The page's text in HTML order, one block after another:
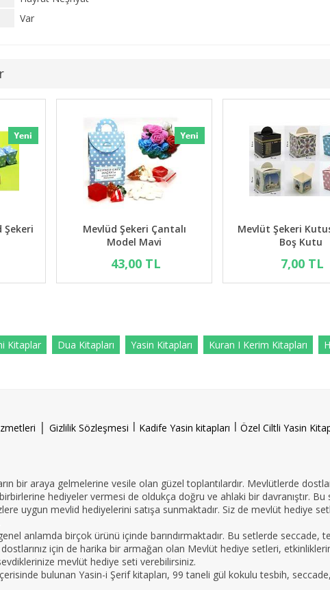
Var
Şekeri
TL
Mevlüd Şekeri Çantalı
Model Mavi
43,00 TL
Mevlüt
Boş
Kitaplar Dua Kitapları Yasin Kitapları Kuran I Kerim Kitapları
| Gizlilik Sözleşmesi l Kadife Yasin kitapları l Özel Ciltli Yasin
bir araya gelmelerine vesile olan güzel toplantılardır. Mevlütlerde
hediyeler vermesi de oldukça doğru ve ahlaki bir davranıştır. Bu
uygun mevlid hediyelerini satışa sunmaktadır. Siz de mevlüt hediye
anlamda birçok ürünü içinde barındırmaktadır. Bu setlerde
için de harika bir armağan olan Mevlüt hediye setleri,
mevlüt hediye seti verebilirsiniz.
bulunan Yasin-i Şerif kitapları, 99 taneli gül kokulu tesbih,